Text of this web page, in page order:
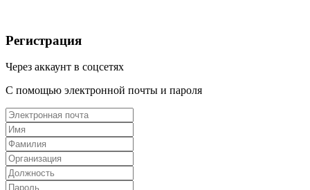
Регистрация
Через аккаунт в соцсетях
С помощью электронной почты и пароля